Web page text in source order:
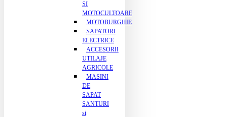
SI
MOTOCULTOARE
MOTOBURGHIE
SAPATORI
ELECTRICE
ACCESORII
UTILAJE
AGRICOLE
MASINI
DE
SAPAT
SANTURI
si